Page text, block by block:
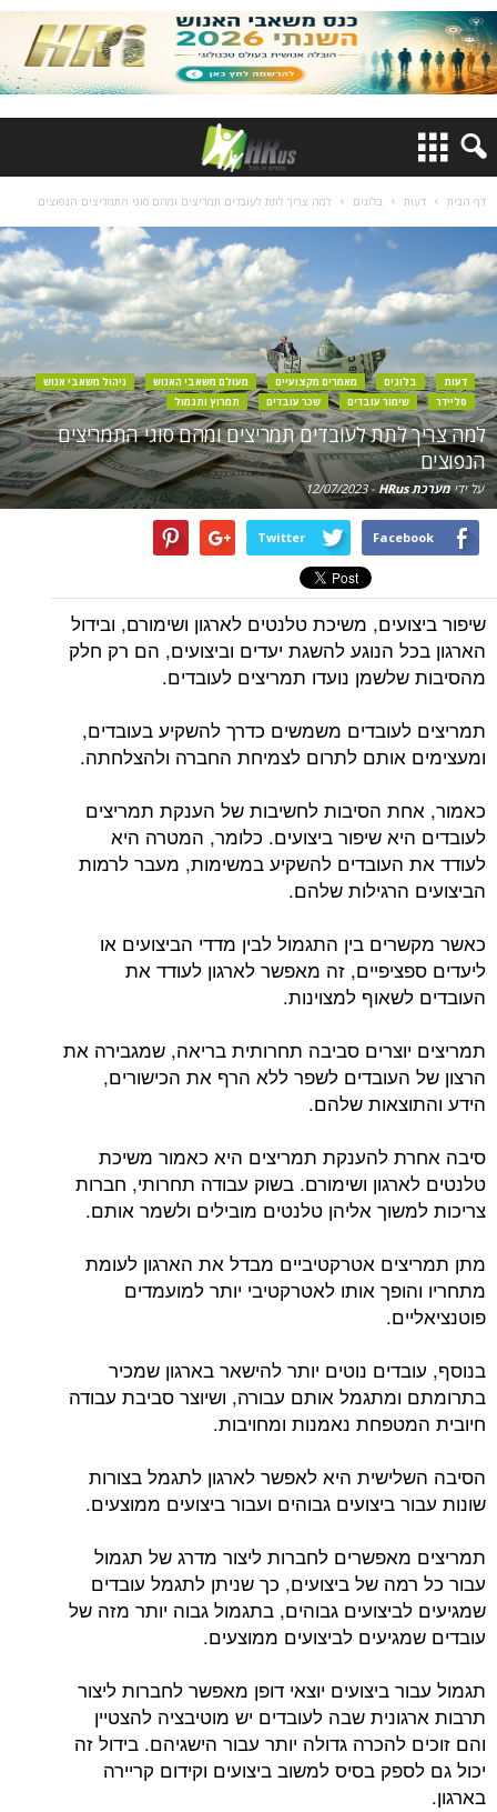
דף הבית דעות בלוגים למה צריך לתת לעובדים תמריצים ומהם סוגי התמריצים הנפוצים
דעות בלוגים מאמרים מקצועיים מעולם משאבי האנוש
ניהול משאבי אנוש
סליידר
שימור עובדים שכר עובדים תמרוץ ותגמול
למה צריך לתת לעובדים תמריצים ומהם סוגי התמריצים
הנפוצים
על ידימערכת HRus -
12/07/2023
Facebook
Twitter
שיפור ביצועים, משיכת טלנטים לארגון ושימורם, ובידול
הארגון בכל הנוגע להשגת יעדים וביצועים, הם רק חלק
מהסיבות שלשמן נועדו תמריצים לעובדים.
תמריצים לעובדים משמשים כדרך להשקיע בעובדים,
ומעצימים אותם לתרום לצמיחת החברה ולהצלחתה.
כאמור, אחת הסיבות לחשיבות של הענקת תמריצים
לעובדים היא שיפור ביצועים. כלומר, המטרה היא
לעודד את העובדים להשקיע במשימות, מעבר לרמות
הביצועים הרגילות שלהם.
כאשר מקשרים בין התגמול לבין מדדי הביצועים או
ליעדים ספציפיים, זה מאפשר לארגון לעודד את
העובדים לשאוף למצוינות.
תמריצים יוצרים סביבה תחרותית בריאה, שמגבירה את
הרצון של העובדים לשפר ללא הרף את הכישורים,
הידע והתוצאות שלהם.
סיבה אחרת להענקת תמריצים היא כאמור משיכת
טלנטים לארגון ושימורם. בשוק עבודה תחרותי, חברות
צריכות למשוך אליהן טלנטים מובילים ולשמר אותם.
מתן תמריצים אטרקטיביים מבדל את הארגון לעומת
מתחריו והופך אותו לאטרקטיבי יותר למועמדים
פוטנציאליים.
בנוסף, עובדים נוטים יותר להישאר בארגון שמכיר
בתרומתם ומתגמל אותם עבורה, ושיוצר סביבת עבודה
חיובית המטפחת נאמנות ומחויבות.
הסיבה השלישית היא לאפשר לארגון לתגמל בצורות
שונות עבור ביצועים גבוהים ועבור ביצועים ממוצעים.
תמריצים מאפשרים לחברות ליצור מדרג של תגמול
עבור כל רמה של ביצועים, כך שניתן לתגמל עובדים
שמגיעים לביצועים גבוהים, בתגמול גבוה יותר מזה של
עובדים שמגיעים לביצועים ממוצעים.
תגמול עבור ביצועים יוצאי דופן מאפשר לחברות ליצור
תרבות ארגונית שבה לעובדים יש מוטיבציה להצטיין
והם זוכים להכרה גדולה יותר עבור הישגיהם. בידול זה
יכול גם לספק בסיס למשוב ביצועים וקידום קריירה
בארגון.